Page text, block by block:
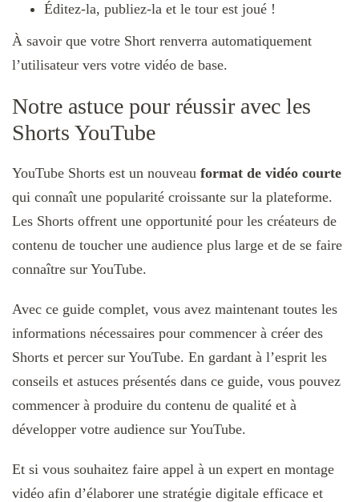
Éditez-la, publiez-la et le tour est joué !
À savoir que votre Short renverra automatiquement
l’utilisateur vers votre vidéo de base.
Notre astuce pour réussir avec les
Shorts YouTube
YouTube Shorts est un nouveau format de vidéo courte
qui connaît une popularité croissante sur la plateforme.
Les Shorts offrent une opportunité pour les créateurs de
contenu de toucher une audience plus large et de se faire
connaître sur YouTube.
Avec ce guide complet, vous avez maintenant toutes les
informations nécessaires pour commencer à créer des
Shorts et percer sur YouTube. En gardant à l’esprit les
conseils et astuces présentés dans ce guide, vous pouvez
commencer à produire du contenu de qualité et à
développer votre audience sur YouTube.
Et si vous souhaitez faire appel à un expert en montage
vidéo afin d’élaborer une stratégie digitale efficace et